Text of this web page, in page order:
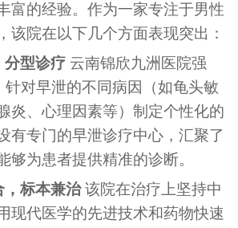
富的经验。作为一家专注于男性
该院在以下几个方面表现突出：
分型诊疗 云南锦欣九洲医院强
针对早泄的不同病因（如龟头敏
炎、心理因素等）制定个性化的
有专门的早泄诊疗中心，汇聚了
够为患者提供精准的诊断。
，标本兼治该院在治疗上坚持中
现代医学的先进技术和药物快速